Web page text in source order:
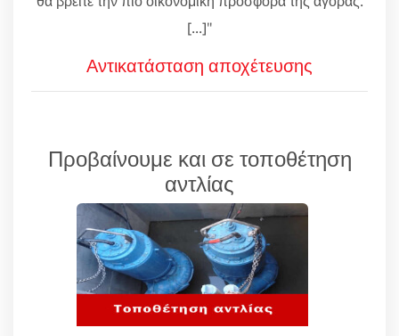
[...]"
Αντικατάσταση αποχέτευσης
Προβαίνουμε και σε τοποθέτηση
αντλίας